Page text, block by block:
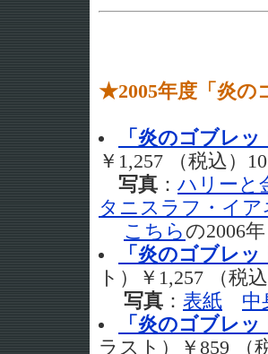
★2005年度「炎の
「炎のゴブレ
￥1,257 （税込
写真 ： ハリーと
タニスラフ・イ
こちらの2006
「炎のゴブレ
ト）￥1,257 （
写真 ： 表紙
中
「炎のゴブレ
ラスト）￥859